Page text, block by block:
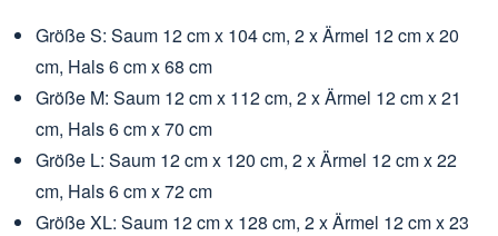
Größe S: Saum 12 cm x 104 cm, 2 x Ärmel 12 cm x 20
cm, Hals 6 cm x 68 cm
Größe M: Saum 12 cm x 112 cm, 2 x Ärmel 12 cm x 21
cm, Hals 6 cm x 70 cm
Größe L: Saum 12 cm x 120 cm, 2 x Ärmel 12 cm x 22
cm, Hals 6 cm x 72 cm
Größe XL: Saum 12 cm x 128 cm, 2 x Ärmel 12 cm x 23